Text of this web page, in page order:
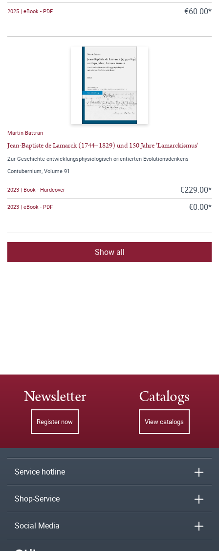
2025 | eBook - PDF €60.00*
Martin Battran
Jean-Baptiste de Lamarck (1744–1829) und 150 Jahre 'Lamarckismus'
Zur Geschichte entwicklungsphysiologisch orientierten Evolutionsdenkens
Contubernium, Volume 91
2023 | Book - Hardcover €229.00*
2023 | eBook - PDF €0.00*
Show all
Newsletter
Register now
Catalogs
View catalogs
Service hotline
Shop-Service
Social Media